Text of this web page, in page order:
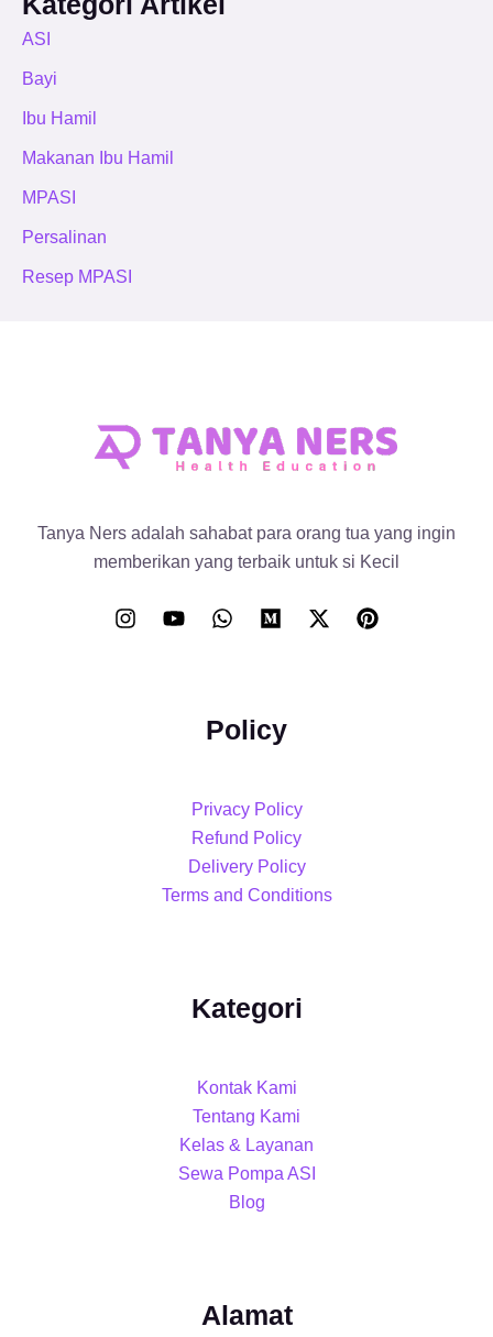
ASI
Bayi
Ibu Hamil
Makanan Ibu Hamil
MPASI
Persalinan
Resep MPASI
Tanya Ners adalah sahabat para orang tua yang ingin
memberikan yang terbaik untuk si Kecil
Policy
Privacy Policy
Refund Policy
Delivery Policy
Terms and Conditions
Kategori
Kontak Kami
Tentang Kami
Kelas & Layanan
Sewa Pompa ASI
Blog
Alamat